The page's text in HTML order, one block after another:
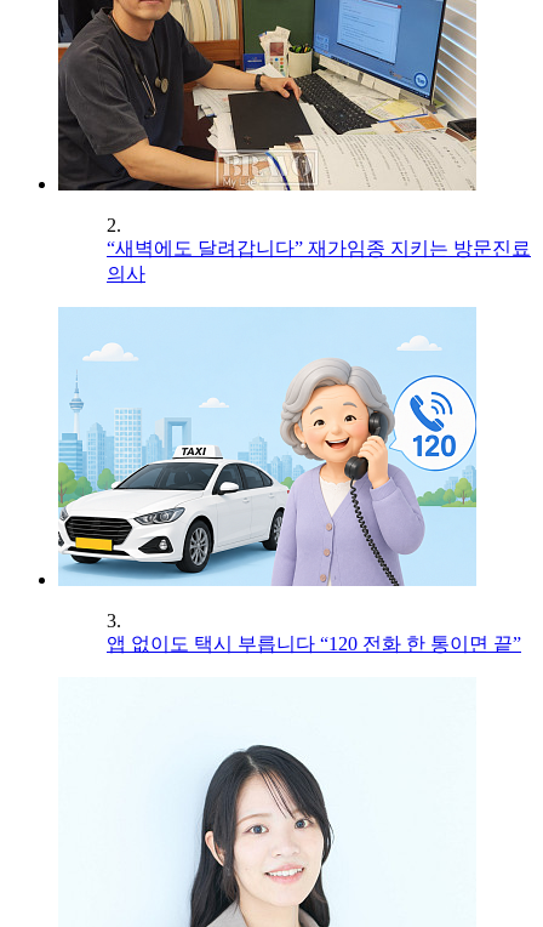
2.
“새벽에도 달려갑니다” 재가임종 지키는 방문진료
의사
3.
앱 없이도 택시 부릅니다 “120 전화 한 통이면 끝”